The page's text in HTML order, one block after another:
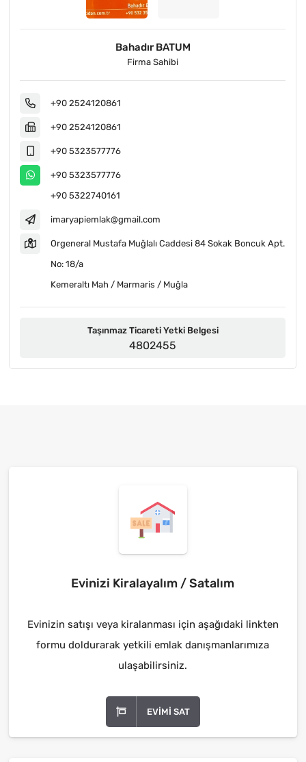
Bahadır BATUM
Firma Sahibi
+90 2524120861
+90 2524120861
+90 5323577776
+90 5323577776
+90 5322740161
imaryapiemlak@gmail.com
Orgeneral Mustafa Muğlalı Caddesi 84 Sokak Boncuk Apt.
No: 18/a
Kemeraltı Mah / Marmaris / Muğla
Taşınmaz Ticareti Yetki Belgesi
4802455
Evinizi Kiralayalım / Satalım
Evinizin satışı veya kiralanması için aşağıdaki linkten
formu doldurarak yetkili emlak danışmanlarımıza
ulaşabilirsiniz.
EVIMI SAT